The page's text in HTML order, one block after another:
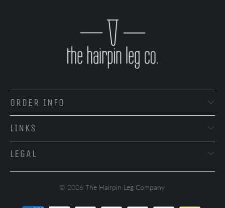
ORDER INFO
LINKS
LEGAL
© 2026 The Hairpin Leg Company.